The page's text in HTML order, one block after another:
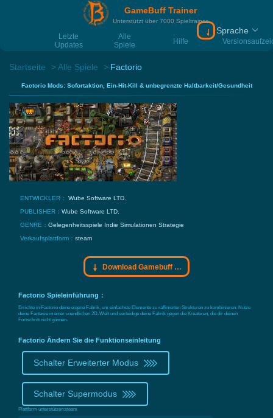
GameBuff Trainer
Unterstützt über 7000 Spieltrainer
Letzte
Updates
Alle
Spiele
Hilfe
Download
Sprache
Startseite Alle Spiele Factorio
Factorio Mods: Sofortaktion, Ein-Hit-Kill & unbegrenzte Haltbarkeit/Gesundheit
ENTWICKLER： Wube Software LTD.
PUBLISHER： Wube Software LTD.
GENRE： Gelegenheitsspiele Indie Simulationen Strategie
Verkaufsplattform： steam
Download Gamebuff Trainer
Factorio Spieleinführung：
Errichte in Factorio deine eigene Fabrik, um einfachste Elemente zu raffinierten Strukturen zu kombinieren. Nutze
deine Fantasie in einer unendlichen 2D-Welt und verteidige deine Fabrik gegen die Kreaturen, die dir deinen
Fortschritt nicht gönnen.
Factorio Ändern Sie die Funktionseinleitung
Schalter Erweiterter Modus
Schalter Supermodus
Plattform unterstützen:steam